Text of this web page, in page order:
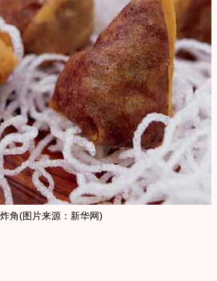
炸角(图片来源：新华网)